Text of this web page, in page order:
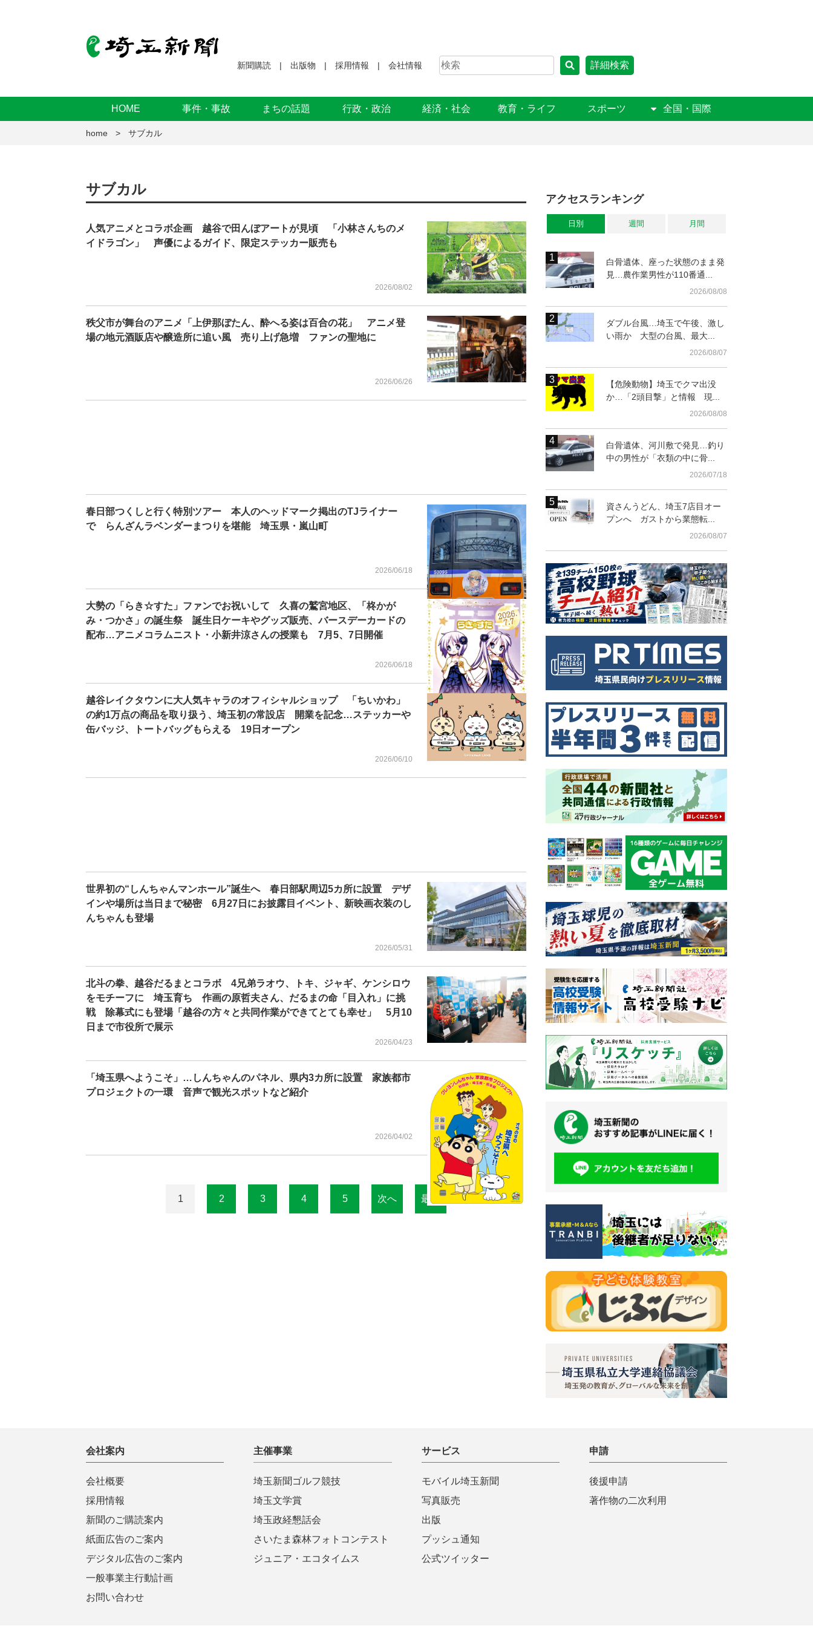
新聞購読 出版物 採用情報 会社情報 詳細検索
HOME 事件・事故 まちの話題 行政・政治 経済・社会 教育・ライフ スポーツ 全国・国際
home サブカル
サブカル
人気アニメとコラボ企画 越谷で田んぼアートが見頃 「小林さんちのメ
イドラゴン」 声優によるガイド、限定ステッカー販売も
2026/08/02
秩父市が舞台のアニメ「上伊那ぼたん、酔へる姿は百合の花」 アニメ登
場の地元酒販店や醸造所に追い風 売り上げ急増 ファンの聖地に
2026/06/26
春日部つくしと行く特別ツアー 本人のヘッドマーク掲出のTJライナー
で らんざんラベンダーまつりを堪能 埼玉県・嵐山町
2026/06/18
大勢の「らき☆すた」ファンでお祝いして 久喜の鷲宮地区、「柊かが
み・つかさ」の誕生祭 誕生日ケーキやグッズ販売、バースデーカードの
配布…アニメコラムニスト・小新井涼さんの授業も 7月5、7日開催
2026/06/18
越谷レイクタウンに大人気キャラのオフィシャルショップ 「ちいかわ」
の約1万点の商品を取り扱う、埼玉初の常設店 開業を記念…ステッカーや
缶バッジ、トートバッグもらえる 19日オープン
2026/06/10
世界初の“しんちゃんマンホール”誕生へ 春日部駅周辺5カ所に設置 デザ
インや場所は当日まで秘密 6月27日にお披露目イベント、新映画衣装のし
んちゃんも登場
2026/05/31
北斗の拳、越谷だるまとコラボ 4兄弟ラオウ、トキ、ジャギ、ケンシロウ
をモチーフに 埼玉育ち 作画の原哲夫さん、だるまの命「目入れ」に挑
戦 除幕式にも登場「越谷の方々と共同作業ができてとても幸せ」 5月10
日まで市役所で展示
2026/04/23
「埼玉県へようこそ」…しんちゃんのパネル、県内3カ所に設置 家族都市
プロジェクトの一環 音声で観光スポットなど紹介
2026/04/02
1 2 3 4 5 次へ 最終
アクセスランキング
日別 週間 月間
白骨遺体、座った状態のまま発
見…農作業男性が110番通...
2026/08/08
ダブル台風…埼玉で午後、激し
い雨か 大型の台風、最大...
2026/08/07
【危険動物】埼玉でクマ出没
か…「2頭目撃」と情報 現...
2026/08/08
白骨遺体、河川敷で発見…釣り
中の男性が「衣類の中に骨...
2026/07/18
資さんうどん、埼玉7店目オー
プンへ ガストから業態転...
2026/08/07
会社案内
会社概要
採用情報
新聞のご購読案内
紙面広告のご案内
デジタル広告のご案内
一般事業主行動計画
お問い合わせ
主催事業
埼玉新聞ゴルフ競技
埼玉文学賞
埼玉政経懇話会
さいたま森林フォトコンテスト
ジュニア・エコタイムス
サービス
モバイル埼玉新聞
写真販売
出版
プッシュ通知
公式ツイッター
申請
後援申請
著作物の二次利用